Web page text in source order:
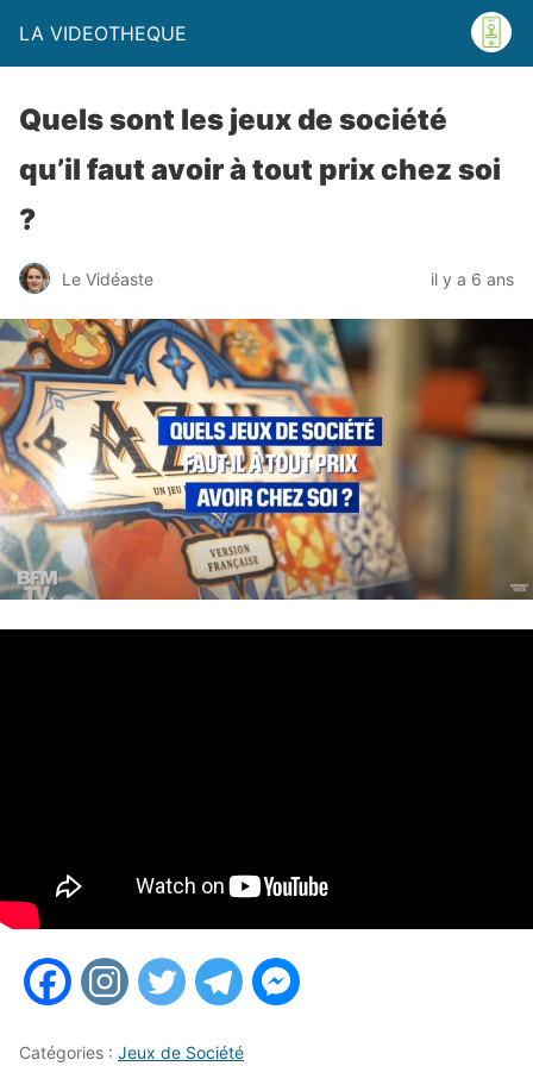
LA VIDEOTHEQUE
Quels sont les jeux de société
qu’il faut avoir à tout prix chez soi
?
Le Vidéaste il y a 6 ans
Catégories : Jeux de Société